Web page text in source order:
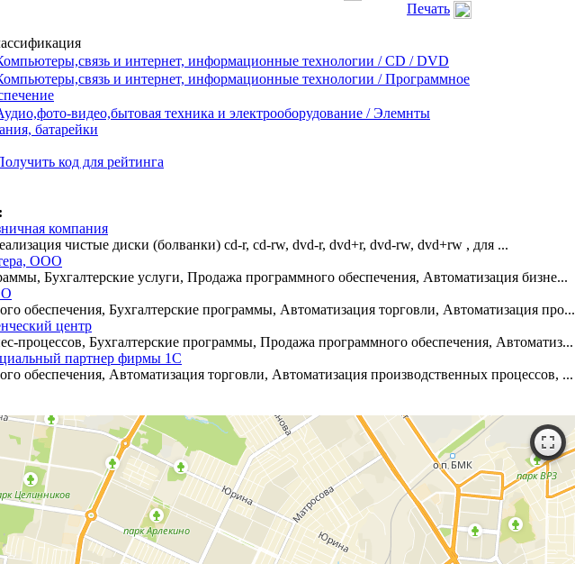
Печать
и интернет, информационные технологии / CD / DVD
и интернет, информационные технологии / Программное
видео,бытовая техника и электрооборудование / Элемнты
батарейки
код для рейтинга
компания
чистые диски (болванки) cd-r, cd-rw, dvd-r, dvd+r, dvd-rw, dvd+rw , для ...
ООО
Бухгалтерские услуги, Продажа программного обеспечения, Автоматизация бизне...
обеспечения, Бухгалтерские программы, Автоматизация торговли, Автоматизация про...
центр
процессов, Бухгалтерские программы, Продажа программного обеспечения, Автоматиз...
партнер фирмы 1С
обеспечения, Автоматизация торговли, Автоматизация производственных процессов, ...